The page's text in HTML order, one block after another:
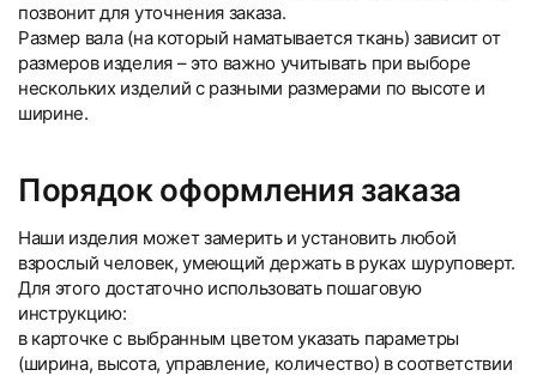
позвонит для уточнения заказа.
Размер вала (на который наматывается ткань) зависит от
размеров изделия – это важно учитывать при выборе
нескольких изделий с разными размерами по высоте и
ширине.
Порядок оформления заказа
Наши изделия может замерить и установить любой
взрослый человек, умеющий держать в руках шуруповерт.
Для этого достаточно использовать пошаговую
инструкцию:
в карточке с выбранным цветом указать параметры
(ширина, высота, управление, количество) в соответствии